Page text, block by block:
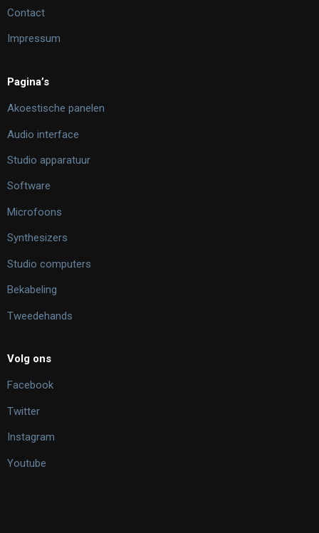
Contact
Impressum
Pagina’s
Akoestische panelen
Audio interface
Studio apparatuur
Software
Microfoons
Synthesizers
Studio computers
Bekabeling
Tweedehands
Volg ons
Facebook
Twitter
Instagram
Youtube